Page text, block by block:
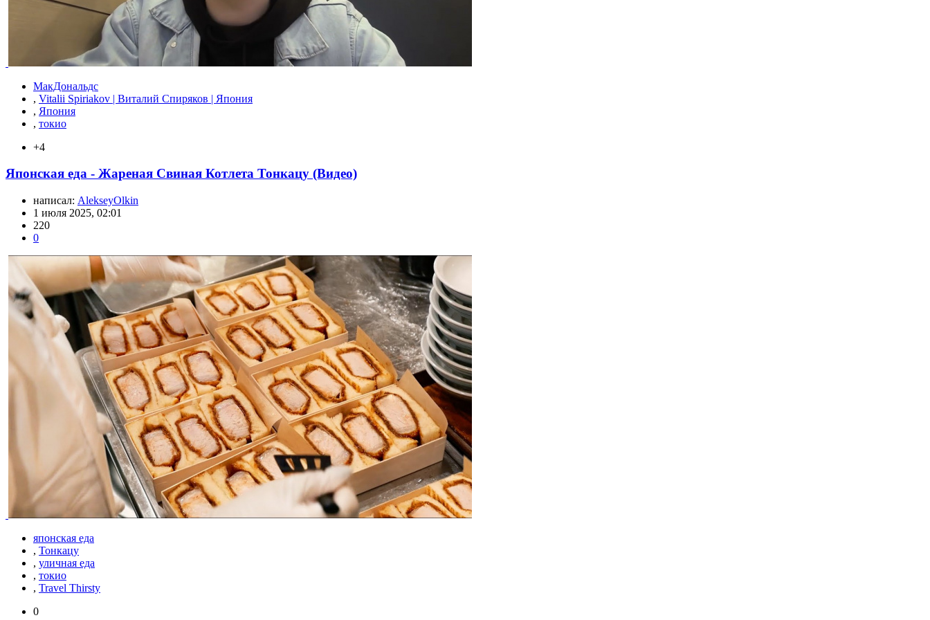
МакДональдс
, Vitalii Spiriakov | Виталий Спиряков | Япония
, Япония
, токио
+4
Японская еда - Жареная Свиная Котлета Тонкацу (Видео)
написал: AlekseyOlkin
1 июля 2025, 02:01
220
0
японская еда
, Тонкацу
, уличная еда
, токио
, Travel Thirsty
0